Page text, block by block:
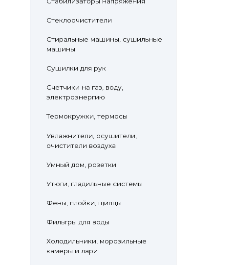
Стеклоочистители
Стиральные машины, сушильные
машины
Сушилки для рук
Счетчики на газ, воду,
электроэнергию
Термокружки, термосы
Увлажнители, осушители,
очистители воздуха
Умный дом, розетки
Утюги, гладильные системы
Фены, плойки, щипцы
Фильтры для воды
Холодильники, морозильные
камеры и лари